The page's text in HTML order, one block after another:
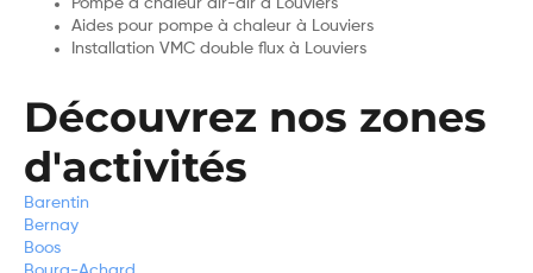
Pompe à chaleur air-air à Louviers
Aides pour pompe à chaleur à Louviers
Installation VMC double flux à Louviers
Découvrez nos zones
d'activités
Barentin
Bernay
Boos